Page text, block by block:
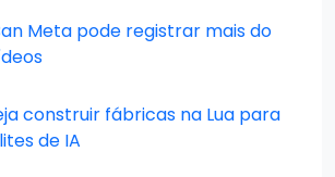
Meta pode registrar mais do
construir fábricas na Lua para
de IA